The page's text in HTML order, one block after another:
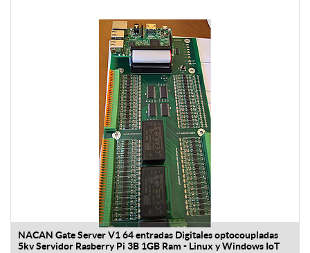
NACAN Gate Server V1 64 entradas Digitales optocoupladas
5kv Servidor Rasberry Pi 3B 1GB Ram - Linux y Windows IoT